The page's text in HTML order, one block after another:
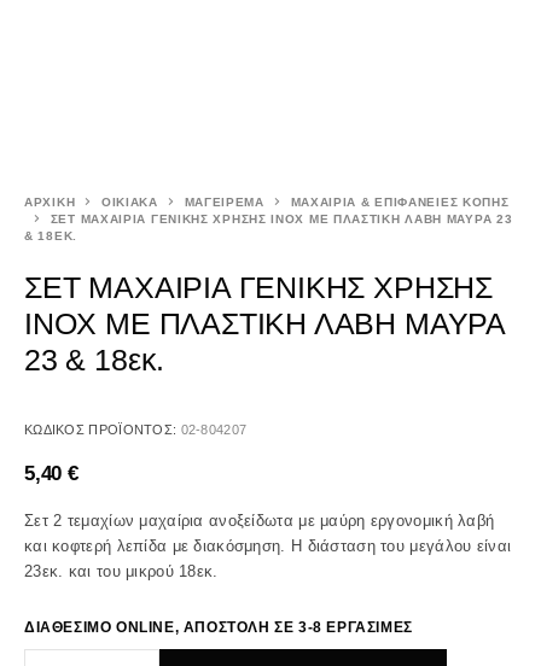
ΑΡΧΙΚΉ ΟΙΚΙΑΚΑ ΜΑΓΕΙΡΕΜΑ
ΜΑΧΑΙΡΙΑ & ΕΠΙΦΑΝΕΙΕΣ ΚΟΠΗΣ
ΣΕΤ ΜΑΧΑΙΡΙΑ ΓΕΝΙΚΗΣ ΧΡΗΣΗΣ INOX ΜΕ ΠΛΑΣΤΙΚΗ ΛΑΒΗ ΜΑΥΡΑ 23
& 18ΕΚ.
ΣΕΤ ΜΑΧΑΙΡΙΑ ΓΕΝΙΚΗΣ ΧΡΗΣΗΣ
INOX ΜΕ ΠΛΑΣΤΙΚΗ ΛΑΒΗ ΜΑΥΡΑ
23 & 18εκ.
ΚΩΔΙΚΌΣ ΠΡΟΪΌΝΤΟΣ: 02-804207
5,40€
Σετ 2 τεμαχίων μαχαίρια ανοξείδωτα με μαύρη εργονομική λαβή
και κοφτερή λεπίδα με διακόσμηση. Η διάσταση του μεγάλου είναι
23εκ. και του μικρού 18εκ.
ΔΙΑΘΕΣΙΜΟ ONLINE, ΑΠΟΣΤΟΛΗ ΣΕ 3-8 ΕΡΓΑΣΙΜΕΣ